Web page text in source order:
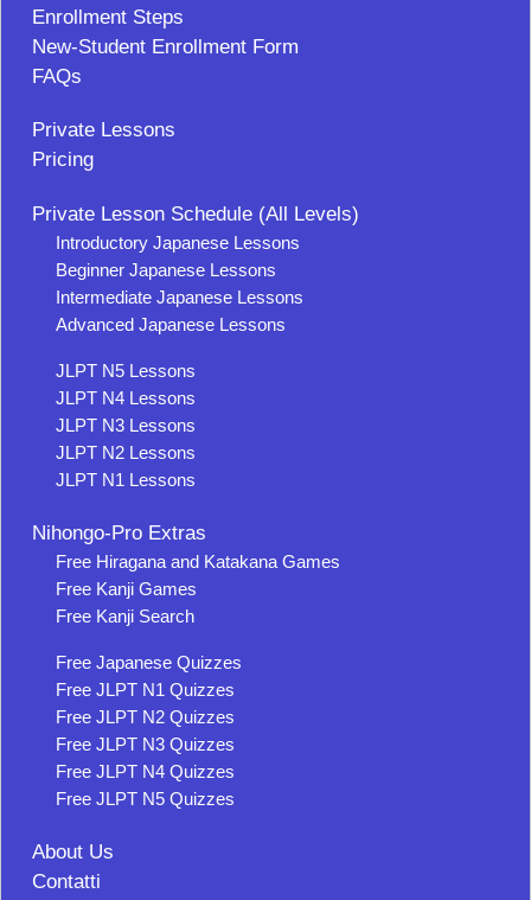
Enrollment Steps
New-Student Enrollment Form
FAQs
Private Lessons
Pricing
Private Lesson Schedule (All Levels)
Introductory Japanese Lessons
Beginner Japanese Lessons
Intermediate Japanese Lessons
Advanced Japanese Lessons
JLPT N5 Lessons
JLPT N4 Lessons
JLPT N3 Lessons
JLPT N2 Lessons
JLPT N1 Lessons
Nihongo-Pro Extras
Free Hiragana and Katakana Games
Free Kanji Games
Free Kanji Search
Free Japanese Quizzes
Free JLPT N1 Quizzes
Free JLPT N2 Quizzes
Free JLPT N3 Quizzes
Free JLPT N4 Quizzes
Free JLPT N5 Quizzes
About Us
Contatti